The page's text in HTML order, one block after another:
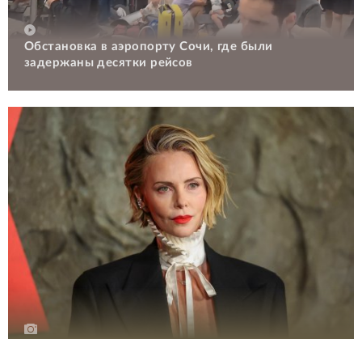
Обстановка в аэропорту Сочи, где были
задержаны десятки рейсов